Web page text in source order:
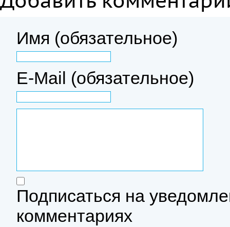
Имя (обязательное)
E-Mail (обязательное)
Подписаться на
комментариях